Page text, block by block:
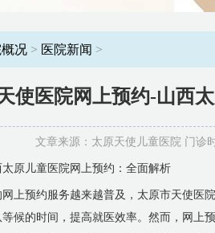
况 > 医院新闻 >
使医院网上预约-山西
文章来源：太原天使儿童医院 门诊
原儿童医院网上预约：全面解析
上预约服务越来越普及，太原市天使医
候的时间，提高就医效率。然而，网上